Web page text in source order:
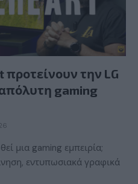
την LG
απόλυτη gaming
μια gaming εμπειρία;
εντυπωσιακά γραφικά